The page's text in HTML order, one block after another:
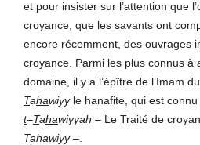
et pour insister sur l’attention que
croyance, que les savants ont
encore récemment, des ouvrages
croyance. Parmi les plus connus à
domaine, il y a l’épître de l’Imam du
Tahawiyyle hanafite, qui est connu
t–Tahawiyyah – Le Traité de
Tahawiyy–.